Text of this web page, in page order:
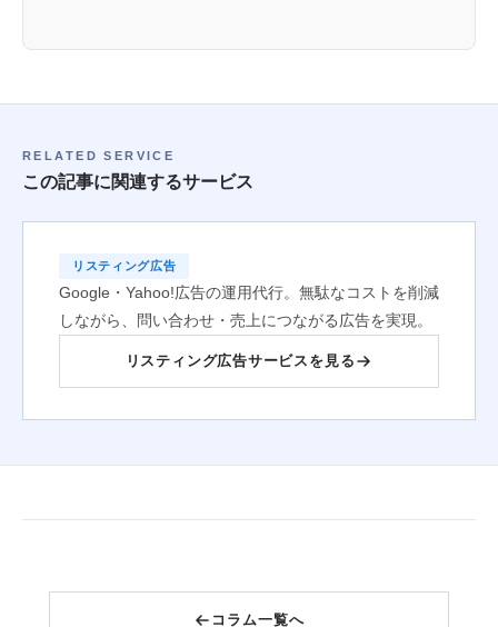
RELATED SERVICE
この記事に関連するサービス
リスティング広告
Google・Yahoo!広告の運用代行。無駄なコストを削減
しながら、問い合わせ・売上につながる広告を実現。
リスティング広告サービスを見る
コラム一覧へ